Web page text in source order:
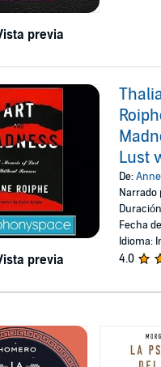
previa
previa
Lust
De:
Narrado
Fecha
Idioma:
4.0